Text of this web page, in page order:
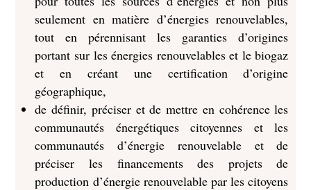
seulement en matière d’énergies renouvelables,
tout en pérennisant les garanties d’origines
portant sur les énergies renouvelables et le biogaz
et en créant une certification d’origine
géographique,
de définir, préciser et de mettre en cohérence les
communautés énergétiques citoyennes et les
communautés d’énergie renouvelable et de
préciser les financements des projets de
production d’énergie renouvelable par les citoyens